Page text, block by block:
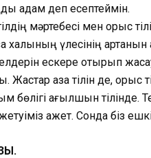
қадам деп есептеймін.
мәртебесі мен орыс
халқының үлесінің
ескере отырып
Жастар қазақ тілін де,
бөлігі ағылшын тілінде.
қажет. Сонда біз